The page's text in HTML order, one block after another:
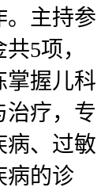
。主持参
5项，
掌握儿科
治疗，专
病、过敏
病的诊